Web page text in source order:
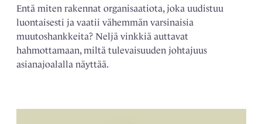
Entä miten rakennat organisaatiota, joka uudistuu
luontaisesti ja vaatii vähemmän varsinaisia
muutoshankkeita? Neljä vinkkiä auttavat
hahmottamaan, miltä tulevaisuuden johtajuus
asianajoalalla näyttää.